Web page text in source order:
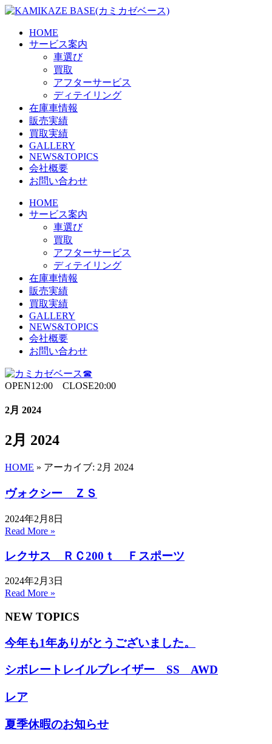
Skip
content
HOME
サービス案内
車選び
買取
アフターサービス
ディテイリング
在庫車情報
販売実績
買取実績
GALLERY
NEWS&TOPICS
会社概要
お問い合わせ
HOME
サービス案内
車選び
買取
アフターサービス
ディテイリング
在庫車情報
販売実績
買取実績
GALLERY
NEWS&TOPICS
会社概要
お問い合わせ
OPEN12:00 CLOSE20:00
2月 2024
2月 2024
HOME » アーカイブ: 2月 2024
ヴォクシー ＺＳ
2024年2月8日
Read More »
レクサス ＲＣ200ｔ Ｆスポーツ
2024年2月3日
Read More »
NEW TOPICS
今年も1年ありがとうございました。
シボレートレイルブレイザー SS AWD
レア
夏季休暇のお知らせ